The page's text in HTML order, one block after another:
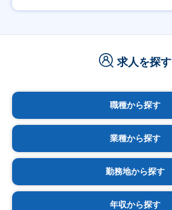
求人を探す
職種から探す
業種から探す
勤務地から探す
年収から探す